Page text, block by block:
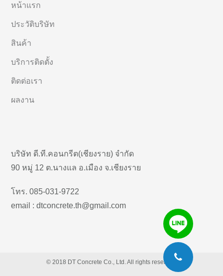
หน้าแรก
ประวัติบริษัท
สินค้า
บริการติดตั้ง
ติดต่อเรา
ผลงาน
บริษัท ดี.ที.คอนกรีต(เชียงราย) จำกัด
90 หมู่ 12 ต.นางแล อ.เมือง จ.เชียงราย
โทร. 085-031-9722
email : dtconcrete.th@gmail.com
© 2018 DT Concrete Co., Ltd. All rights reserved.